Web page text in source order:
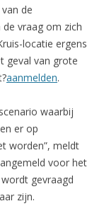
de
vraag om zich
locatie ergens
geval van grote
aanmelden.
waarbij
er op
worden”, meldt
voor het
gevraagd
zijn.